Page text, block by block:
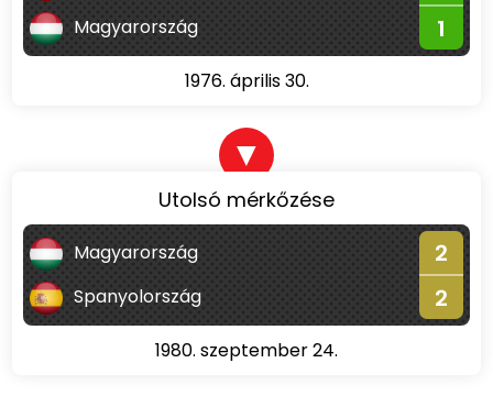
Magyarország 1
1976. április 30.
▼
Utolsó mérkőzése
Magyarország 2
Spanyolország 2
1980. szeptember 24.